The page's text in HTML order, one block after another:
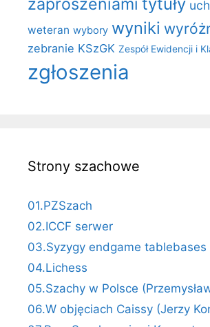
weteran wybory wyniki
zebranie KSzGK Zespół Ewidencji i
zgłoszenia
Strony szachowe
01.PZSzach
02.ICCF serwer
03.Syzygy endgame tablebases
04.Lichess
05.Szachy w Polsce
06.W objęciach Caissy (Jerzy